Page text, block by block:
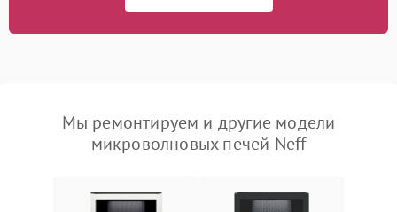
Мы ремонтируем и другие модели
микроволновых печей Neff